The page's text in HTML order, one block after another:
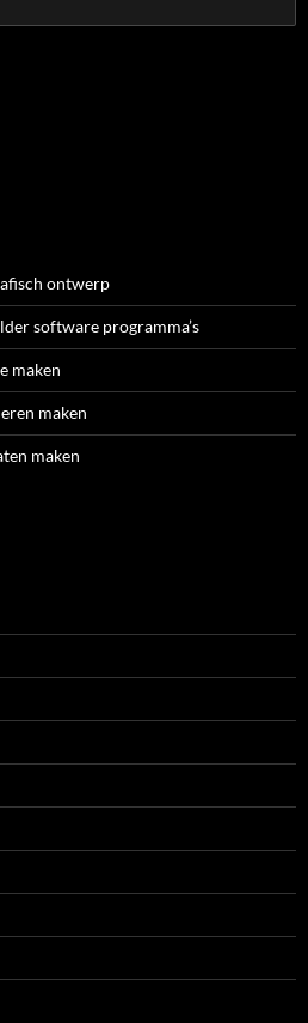
ontwerp
software programma’s
maken
maken
maken